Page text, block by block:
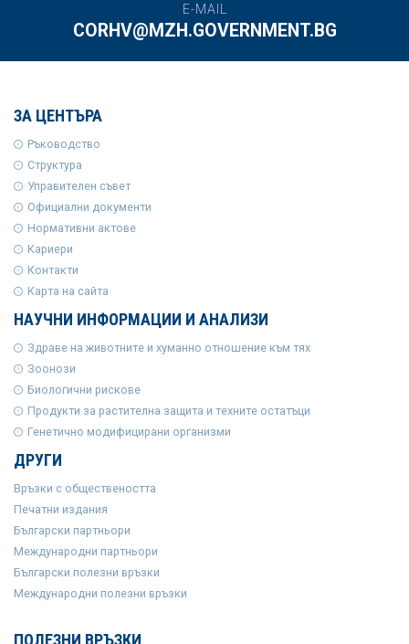
E-MAIL
CORHV@MZH.GOVERNMENT.BG
ЗА ЦЕНТЪРА
Ръководство
Структура
Управителен съвет
Официални документи
Нормативни актове
Кариери
Контакти
Карта на сайта
НАУЧНИ ИНФОРМАЦИИ И АНАЛИЗИ
Здраве на животните и хуманно отношение към тях
Зоонози
Биологични рискове
Продукти за растителна защита и техните остатъци
Генетично модифицирани организми
ДРУГИ
Връзки с обществеността
Печатни издания
Български партньори
Международни партньори
Български полезни връзки
Международни полезни връзки
ПОЛЕЗНИ ВРЪЗКИ